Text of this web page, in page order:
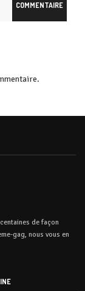
COMMENTAIRE
de façon
gag, nous vous en